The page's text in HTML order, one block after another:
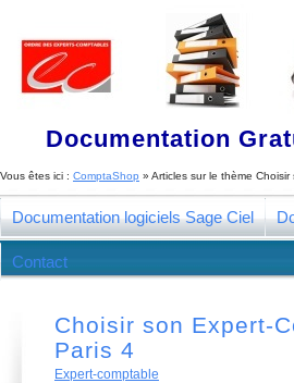
Documentation
Vous êtes ici : ComptaShop » Articles sur le thème Choisir
Documentation logiciels Sage Ciel
Contact
Choisir son Expert-
Paris 4
Expert-comptable